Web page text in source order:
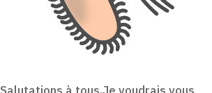
Salutations à tous,Je voudrais vous